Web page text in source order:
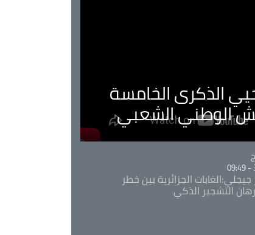
الذكرى الخامسة
الوطني الشعبي
جيجلي:الغابات الجزائرية بين خطر
التشجير الذكي